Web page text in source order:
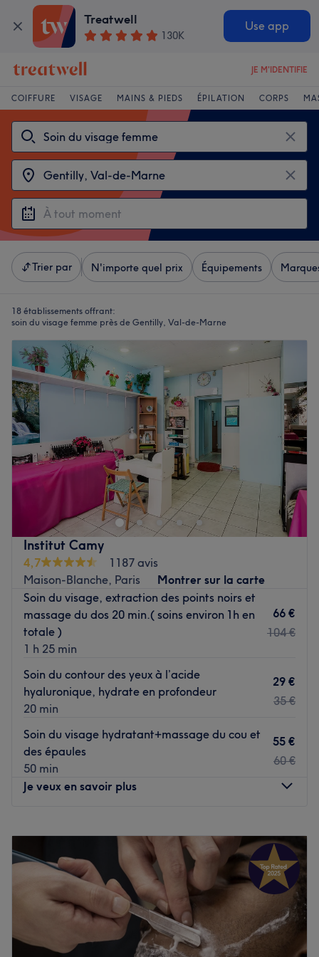
Treatwell
130K
Use app
JE M'IDENTIFIE
COIFFURE VISAGE MAINS & PIEDS ÉPILATION CORPS
Trier par N'importe quel prix Équipements
18 établissements offrant:
soin du visage femme près de Gentilly, Val-de-Marne
Institut Camy
4,7
1187 avis
Maison-Blanche, Paris
Montrer sur la carte
Soin du visage, extraction des points noirs et
massage du dos 20 min.( soins environ 1h en
totale )
1 h 25 min
66 €
104 €
Soin du contour des yeux à l’acide
hyaluronique, hydrate en profondeur
20 min
29 €
35 €
Soin du visage hydratant+massage du cou et
des épaules
50 min
55 €
60 €
Je veux en savoir plus
10:00–19:30
Mercredi
10:00–19:30
10:00–19:30
Vendredi
10:00
19:30
Samedi
10:00
Fermé